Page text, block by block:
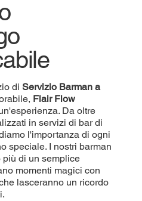
di Servizio Barman a
Flair Flow
Da oltre
in servizi di bar di
l'importanza di ogni
speciale. I nostri barman
più di un semplice
momenti magici con
lasceranno un ricordo